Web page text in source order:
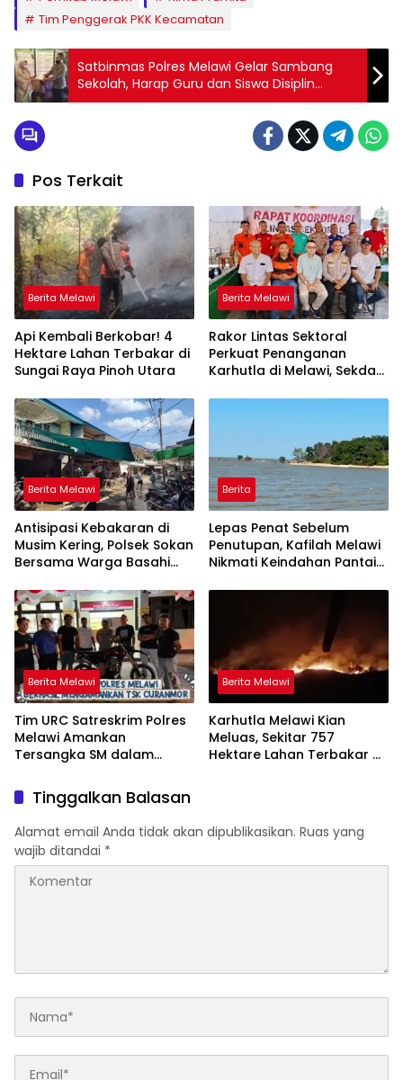
Tim Penggerak PKK Kecamatan
Satbinmas Polres Melawi Gelar Sambang
Sekolah, Harap Guru dan Siswa Disiplin
Prokes
Pos Terkait
Berita Melawi
Api Kembali Berkobar! 4
Hektare Lahan Terbakar di
Sungai Raya Pinoh Utara
Berita Melawi
Rakor Lintas Sektoral
Perkuat Penanganan
Karhutla di Melawi, Sekda
Tingkatkan Kewaspadaan
Berita Melawi
Antisipasi Kebakaran di
Musim Kering, Polsek Sokan
Bersama Warga Basahi
Berita
Lepas Penat Sebelum
Penutupan, Kafilah Melawi
Nikmati Keindahan Pantai
Berita Melawi
Tim URC Satreskrim Polres
Melawi Amankan
Tersangka SM dalam
Paal
Berita Melawi
Karhutla Melawi Kian
Meluas, Sekitar 757
Hektare Lahan Terbakar di
Tinggalkan Balasan
Alamat email Anda tidak akan dipublikasikan. Ruas yang
wajib ditandai *